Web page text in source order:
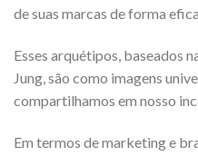
de suas marcas de forma
Esses arquétipos, baseados
Jung, são como imagens
compartilhamos em nosso
Em termos de marketing e